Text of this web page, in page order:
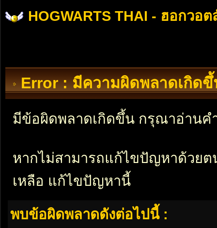
HOGWARTS THAI - ฮอกวอต
Error : มีความผิดพลาดเกิดขึ้
มีข้อผิดพลาดเกิดขึ้น กรุณาอ่านค
หากไม่สามารถแก้ไขปัญหาด้วย
เหลือ แก้ไขปัญหานี้
พบข้อผิดพลาดดังต่อไปนี้ :